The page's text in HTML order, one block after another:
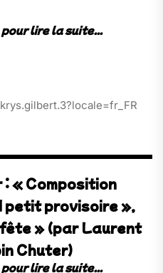
« Composition
petit provisoire »,
» (par Laurent
Chuter)